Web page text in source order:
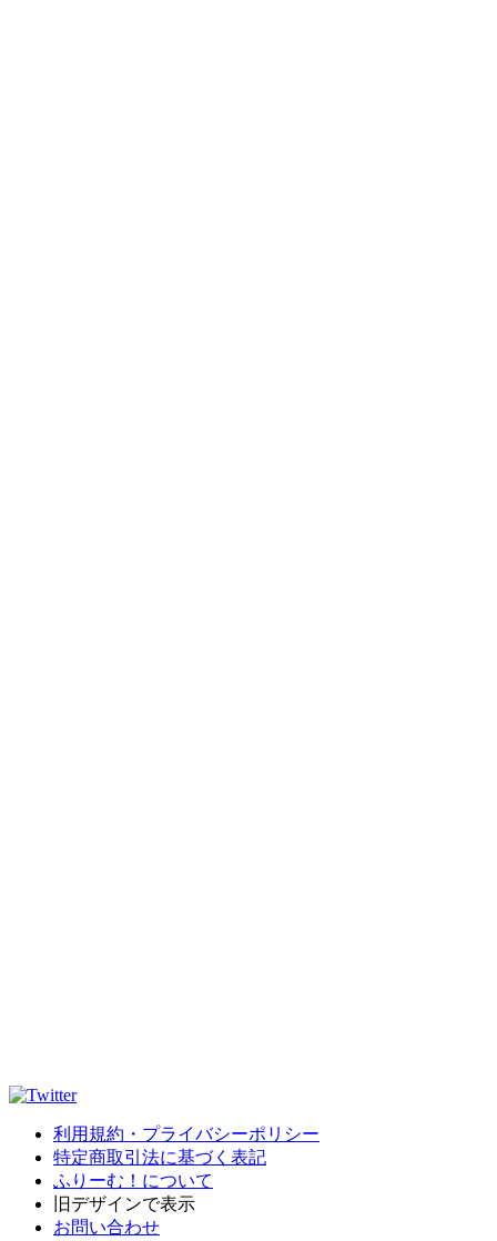
利用規約・プライバシーポリシー
特定商取引法に基づく表記
ふりーむ！について
旧デザインで表示
お問い合わせ